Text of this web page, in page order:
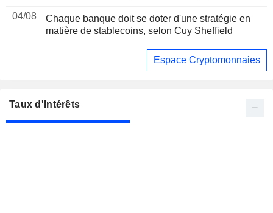
04/08
Chaque banque doit se doter d'une stratégie en
matière de stablecoins, selon Cuy Sheffield
Espace Cryptomonnaies
Taux d'Intérêts